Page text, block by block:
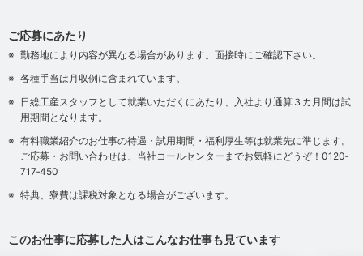
ご応募にあたり
勤務地により内容が異なる場合があります。面接時にご確認下さい。
各種手当は月収例に含まれています。
日総工産スタッフとして就業いただくにあたり、入社より通算３カ月間は試
用期間となります。
有料職業紹介のお仕事の待遇・試用期間・福利厚生等は就業先に準じます。
ご応募・お問い合わせは、当社コールセンターまでお気軽にどうぞ！0120‐
717‐450
特典、寮費は課税対象となる場合がございます。
このお仕事に応募した人はこんなお仕事も見ています